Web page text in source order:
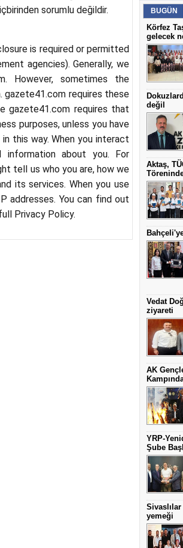
sorumlu değildir.
is required or permitted
agencies). Generally, we
. However, sometimes the
gazete41.com requires these
gazete41.com requires that
purposes, unless you have
this way. When you interact
information about you. For
tell us who you are, how we
its services. When you use
addresses. You can find out
Privacy Policy.
BUGÜN
Körfez
gelecek
değil
Aktaş,
Vedat
ziyareti
AK
YRP-
Şube
yemeği